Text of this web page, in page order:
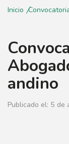
Inicio
andino
Publicado el: 5 de